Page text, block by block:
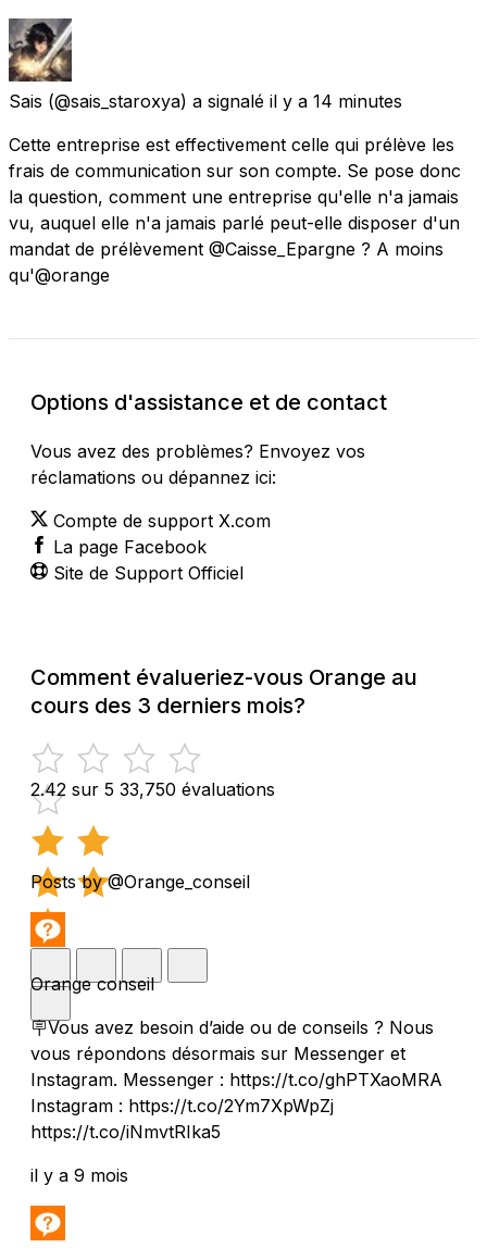
Sais (@sais_staroxya) a signalé il y a 14 minutes
Cette entreprise est effectivement celle qui prélève les
frais de communication sur son compte. Se pose donc
la question, comment une entreprise qu'elle n'a jamais
vu, auquel elle n'a jamais parlé peut-elle disposer d'un
mandat de prélèvement @Caisse_Epargne ? A moins
qu'@orange
Options d'assistance et de contact
Vous avez des problèmes? Envoyez vos
réclamations ou dépannez ici:
Compte de support X.com
La page Facebook
Site de Support Officiel
Comment évalueriez-vous Orange au
cours des 3 derniers mois?
2.42 sur 5 33,750 évaluations
Posts by @Orange_conseil
Orange conseil
🪧Vous avez besoin d’aide ou de conseils ? Nous
vous répondons désormais sur Messenger et
Instagram. Messenger : https://t.co/ghPTXaoMRA
Instagram : https://t.co/2Ym7XpWpZj
https://t.co/iNmvtRIka5
il y a 9 mois